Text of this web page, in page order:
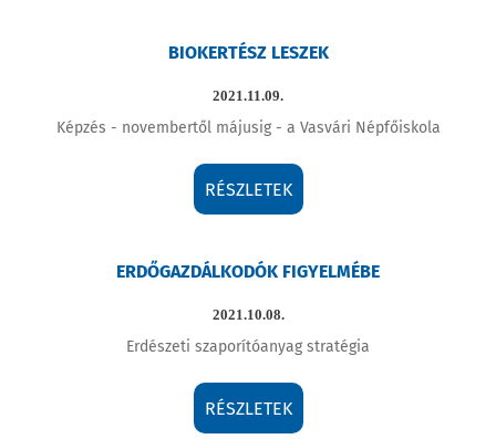
BIOKERTÉSZ LESZEK
2021.11.09.
Képzés - novembertől májusig - a Vasvári Népfőiskola
RÉSZLETEK
ERDŐGAZDÁLKODÓK FIGYELMÉBE
2021.10.08.
Erdészeti szaporítóanyag stratégia
RÉSZLETEK